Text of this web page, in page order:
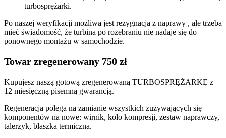
turbosprężarki.
Po naszej weryfikacji możliwa jest rezygnacja z naprawy , ale trzeba
mieć świadomość, że turbina po rozebraniu nie nadaje się do
ponownego montażu w samochodzie.
Towar zregenerowany 750 zł
Kupujesz naszą gotową zregenerowaną TURBOSPRĘŻARKĘ z
12 miesięczną pisemną gwarancją.
Regeneracja polega na zamianie wszystkich zużywających się
komponentów na nowe: wirnik, koło kompresji, zestaw naprawczy,
talerzyk, blaszka termiczna.